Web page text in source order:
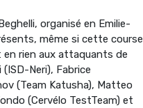
organisé en Emilie-
même si cette course
en rien aux attaquants de
Neri), Fabrice
(Team Katusha), Matteo
(Cervélo TestTeam) et